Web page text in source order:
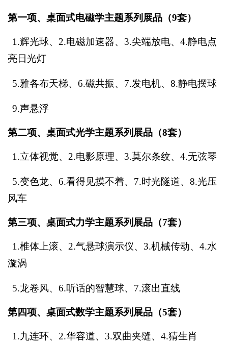
第一项、桌面式电磁学主题系列展品（9套）
1.辉光球、2.电磁加速器、 3.尖端放电、4.静电点
亮日光灯
5.雅各布天梯、 6.磁共振、7.发电机、8.静电摆球
9.声悬浮
第二项、桌面式光学主题系列展品（8套）
1.立体视觉、2.电影原理、 3.莫尔条纹、4.无弦琴
5.变色龙、 6.看得见摸不着、7.时光隧道、8.光压
风车
第三项、桌面式力学主题系列展品（7套）
1.椎体上滚、2.气悬球演示仪、3.机械传动、4.水
漩涡
5.龙卷风、 6.听话的智慧球、7.滚出直线
第四项、桌面式数学主题系列展品（5套）
1.九连环、 2.华容道、3.双曲夹缝、4.猜生肖